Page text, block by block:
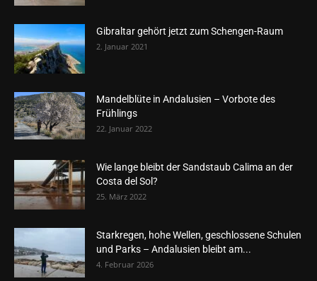
Gibraltar gehört jetzt zum Schengen-Raum
2. Januar 2021
Mandelblüte in Andalusien – Vorbote des
Frühlings
22. Januar 2022
Wie lange bleibt der Sandstaub Calima an der
Costa del Sol?
25. März 2022
Starkregen, hohe Wellen, geschlossene Schulen
und Parks – Andalusien bleibt am...
4. Februar 2026